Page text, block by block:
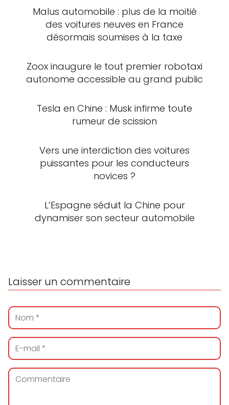
Malus automobile : plus de la moitié
des voitures neuves en France
désormais soumises à la taxe
Zoox inaugure le tout premier robotaxi
autonome accessible au grand public
Tesla en Chine : Musk infirme toute
rumeur de scission
Vers une interdiction des voitures
puissantes pour les conducteurs
novices ?
L’Espagne séduit la Chine pour
dynamiser son secteur automobile
Laisser un commentaire